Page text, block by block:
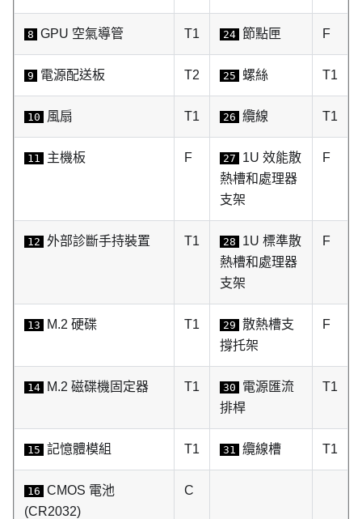
8 GPU 空氣導管 T1 24 節點匣 F
9 電源配送板 T2 25 螺絲 T1
10 風扇 T1 26 纜線 T1
11 主機板 F 27
1U 效能散
熱槽和處理器
支架
F
12 外部診斷手持裝置 T1 28
1U 標準散
熱槽和處理器
支架
F
13 M.2 硬碟 T1 29 散熱槽支
撐托架
F
14 M.2 磁碟機固定器 T1 30
電源匯流
排桿
T1
15 記憶體模組 T1 31 纜線槽 T1
16 CMOS 電池
(CR2032)
C